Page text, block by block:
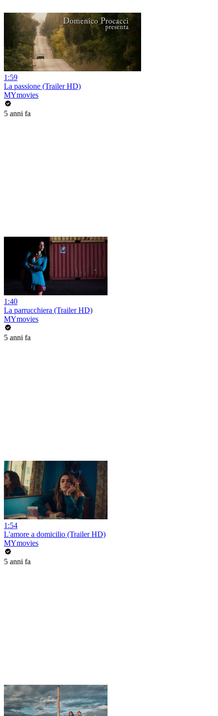
1:59
La passione (Trailer HD)
MYmovies
5 anni fa
1:40
La parrucchiera (Trailer HD)
MYmovies
5 anni fa
1:54
L'amore a domicilio (Trailer HD)
MYmovies
5 anni fa